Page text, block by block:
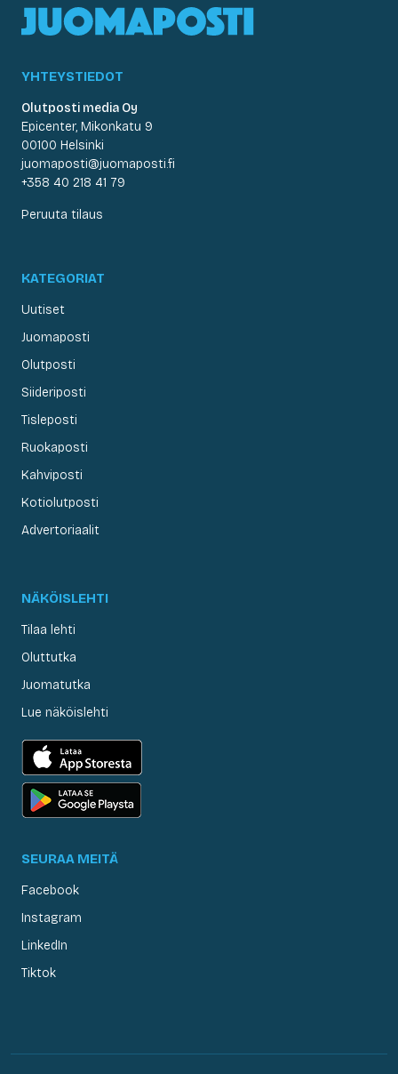
YHTEYSTIEDOT
Olutposti media Oy
Epicenter, Mikonkatu 9
00100 Helsinki
juomaposti@juomaposti.fi
+358 40 218 41 79
Peruuta tilaus
KATEGORIAT
Uutiset
Juomaposti
Olutposti
Siideriposti
Tisleposti
Ruokaposti
Kahviposti
Kotiolutposti
Advertoriaalit
NÄKÖISLEHTI
Tilaa lehti
Oluttutka
Juomatutka
Lue näköislehti
SEURAA MEITÄ
Facebook
Instagram
LinkedIn
Tiktok